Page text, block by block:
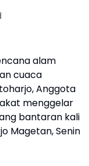
alam
cuaca
Anggota
menggelar
bantaran kali
Magetan, Senin